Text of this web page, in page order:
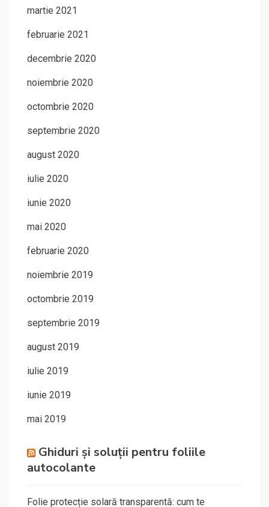
martie 2021
februarie 2021
decembrie 2020
noiembrie 2020
octombrie 2020
septembrie 2020
august 2020
iulie 2020
iunie 2020
mai 2020
februarie 2020
noiembrie 2019
octombrie 2019
septembrie 2019
august 2019
iulie 2019
iunie 2019
mai 2019
Ghiduri și soluții pentru foliile
autocolante
Folie protecție solară transparentă: cum te